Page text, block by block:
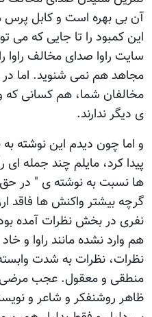
آن بی بهره است و کابل پرس
اين کمبود را تا جايی که می
سايت راوا صدای مخالف راوا
مجاهد هم نمی شنويد. اما
مخالفان شما، هم کسانی که
ی ديگر ندارند.
و اما چون ديدم اين نوشته
پيدا کرد، مايلم چند جمله
ها نسبت به نوشته ی " در
گرچه بيشتر واکنش ها فاقد
نفری در بخش نظرات آمده
هم وارد نشده مانند راوا و
نظرات، نظرات به شدت
منطقی و معقول. عجب مرضی
ظاهر روشنفکر و شاعر و